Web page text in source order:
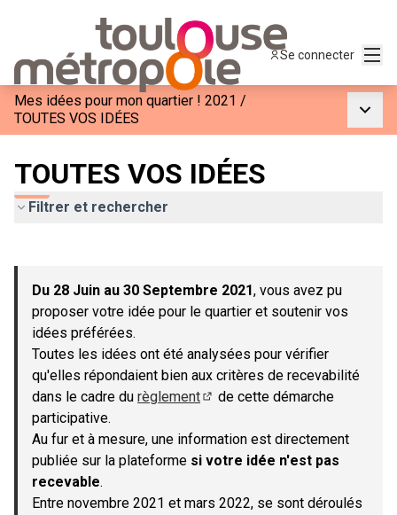
Se connecter
Mes idées pour mon quartier ! 2021 /
TOUTES VOS IDÉES
TOUTES VOS IDÉES
Filtrer et rechercher
−
Du 28 Juin au 30 Septembre 2021, vous avez pu
proposer votre idée pour le quartier et soutenir vos
idées préférées.
Toutes les idées ont été analysées pour vérifier
qu'elles répondaient bien aux critères de recevabilité
dans le cadre du règlement
de cette démarche
participative.
Au fur et à mesure, une information est directement
publiée sur la plateforme si votre idée n'est pas
recevable.
Entre novembre 2021 et mars 2022, se sont déroulés